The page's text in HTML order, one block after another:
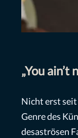
„You
Nicht erst seit
Genre des
desaströsen